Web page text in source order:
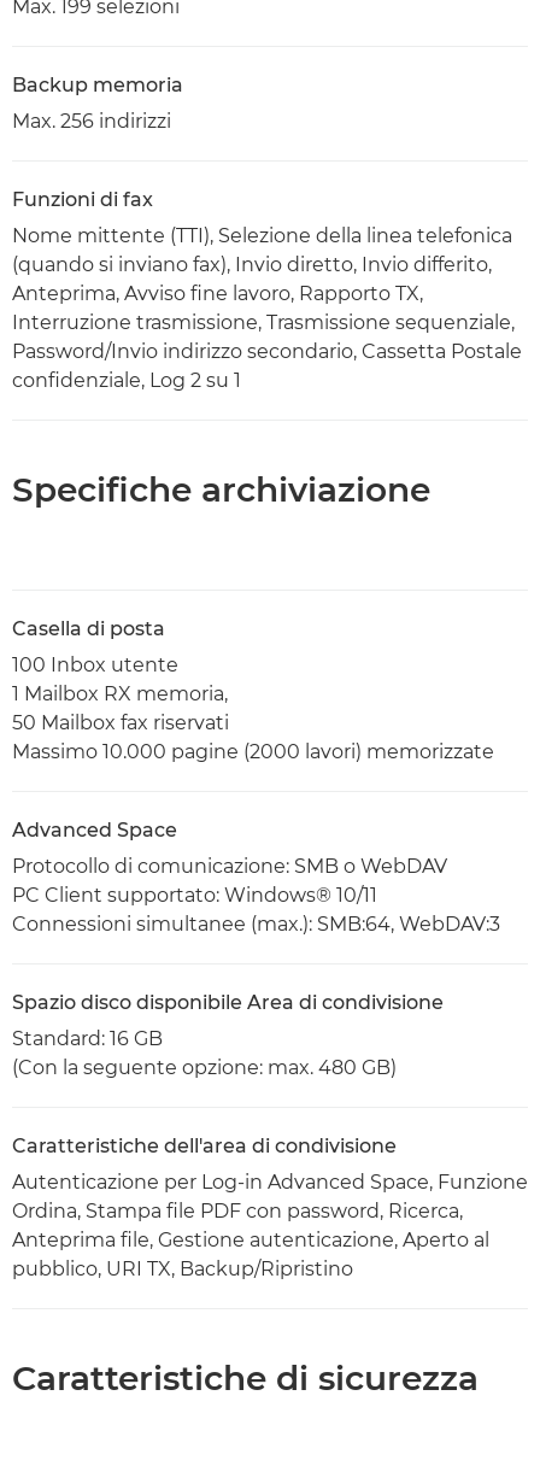
Max. 199 selezioni
Backup memoria
Max. 256 indirizzi
Funzioni di fax
Nome mittente (TTI), Selezione della linea telefonica
(quando si inviano fax), Invio diretto, Invio differito,
Anteprima, Avviso fine lavoro, Rapporto TX,
Interruzione trasmissione, Trasmissione sequenziale,
Password/Invio indirizzo secondario, Cassetta Postale
confidenziale, Log 2 su 1
Specifiche archiviazione
Casella di posta
100 Inbox utente
1 Mailbox RX memoria,
50 Mailbox fax riservati
Massimo 10.000 pagine (2000 lavori) memorizzate
Advanced Space
Protocollo di comunicazione: SMB o WebDAV
PC Client supportato: Windows® 10/11
Connessioni simultanee (max.): SMB:64, WebDAV:3
Spazio disco disponibile Area di condivisione
Standard: 16 GB
(Con la seguente opzione: max. 480 GB)
Caratteristiche dell'area di condivisione
Autenticazione per Log-in Advanced Space, Funzione
Ordina, Stampa file PDF con password, Ricerca,
Anteprima file, Gestione autenticazione, Aperto al
pubblico, URI TX, Backup/Ripristino
Caratteristiche di sicurezza